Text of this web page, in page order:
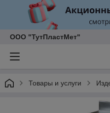
ООО "ТутПластМет"
Товары и услуги